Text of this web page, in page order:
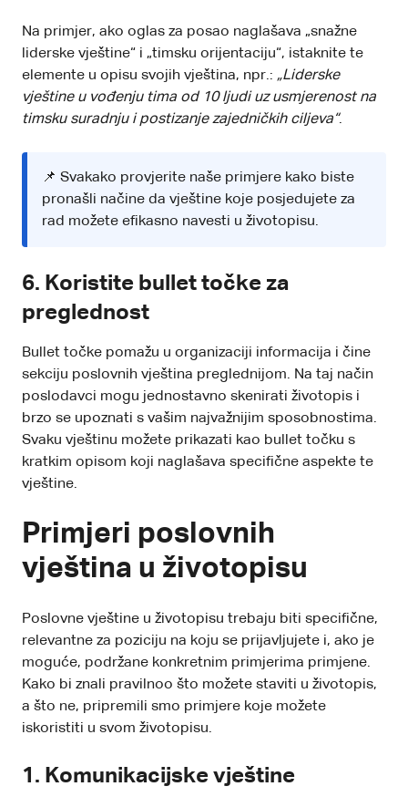
Na primjer, ako oglas za posao naglašava „snažne
liderske vještine“ i „timsku orijentaciju“, istaknite te
elemente u opisu svojih vještina, npr.: „Liderske
vještine u vođenju tima od 10 ljudi uz usmjerenost na
timsku suradnju i postizanje zajedničkih ciljeva“.
📌 Svakako provjerite naše primjere kako biste
pronašli načine da vještine koje posjedujete za
rad možete efikasno navesti u životopisu.
6. Koristite bullet točke za
preglednost
Bullet točke pomažu u organizaciji informacija i čine
sekciju poslovnih vještina preglednijom. Na taj način
poslodavci mogu jednostavno skenirati životopis i
brzo se upoznati s vašim najvažnijim sposobnostima.
Svaku vještinu možete prikazati kao bullet točku s
kratkim opisom koji naglašava specifične aspekte te
vještine.
Primjeri poslovnih
vještina u životopisu
Poslovne vještine u životopisu trebaju biti specifične,
relevantne za poziciju na koju se prijavljujete i, ako je
moguće, podržane konkretnim primjerima primjene.
Kako bi znali pravilnoo što možete staviti u životopis,
a što ne, pripremili smo primjere koje možete
iskoristiti u svom životopisu.
1. Komunikacijske vještine